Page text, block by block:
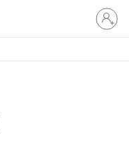
Logga
in
på
konto